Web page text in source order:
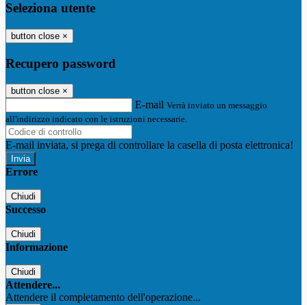
Seleziona utente
button close ×
Recupero password
button close ×
E-mail Verrà inviato un messaggio
all'indirizzo indicato con le istruzioni necessarie.
E-mail inviata, si prega di controllare la casella di posta elettronica!
Errore
Chiudi
Successo
Chiudi
Informazione
Chiudi
Attendere...
Attendere il completamento dell'operazione...